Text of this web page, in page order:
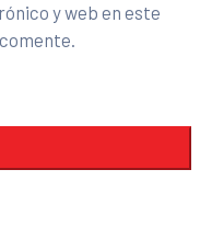
y web en este